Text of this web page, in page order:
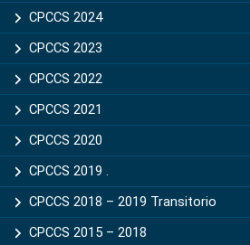
CPCCS 2024
CPCCS 2023
CPCCS 2022
CPCCS 2021
CPCCS 2020
CPCCS 2019 .
CPCCS 2018 – 2019 Transitorio
CPCCS 2015 – 2018